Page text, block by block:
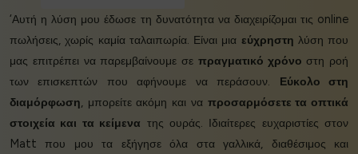
‘Αυτή η λύση μου έδωσε τη δυνατότητα να διαχειρίζομαι τις online
πωλήσεις, χωρίς καμία ταλαιπωρία. Είναι μια εύχρηστη λύση που
μας επιτρέπει να παρεμβαίνουμε σε πραγματικό χρόνο στη ροή
των επισκεπτών που αφήνουμε να περάσουν. Εύκολο στη
διαμόρφωση, μπορείτε ακόμη και να προσαρμόσετε τα οπτικά
στοιχεία και τα κείμενα της ουράς. Ιδιαίτερες ευχαριστίες στον
Matt που μου τα εξήγησε όλα στα γαλλικά, διαθέσιμος και